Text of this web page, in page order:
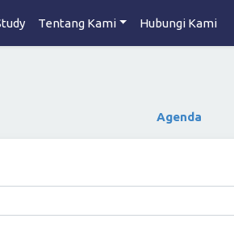
Tentang Kami Hubungi Kami
Agenda